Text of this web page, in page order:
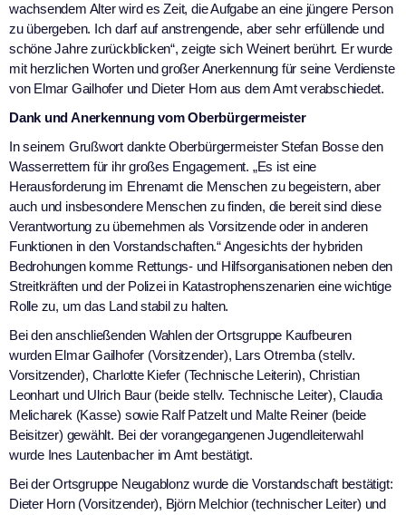
wachsendem Alter wird es Zeit, die Aufgabe an eine jüngere Person
zu übergeben. Ich darf auf anstrengende, aber sehr erfüllende und
schöne Jahre zurückblicken“, zeigte sich Weinert berührt. Er wurde
mit herzlichen Worten und großer Anerkennung für seine Verdienste
von Elmar Gailhofer und Dieter Horn aus dem Amt verabschiedet.
Dank und Anerkennung vom Oberbürgermeister
In seinem Grußwort dankte Oberbürgermeister Stefan Bosse den
Wasserrettern für ihr großes Engagement. „Es ist eine
Herausforderung im Ehrenamt die Menschen zu begeistern, aber
auch und insbesondere Menschen zu finden, die bereit sind diese
Verantwortung zu übernehmen als Vorsitzende oder in anderen
Funktionen in den Vorstandschaften.“ Angesichts der hybriden
Bedrohungen komme Rettungs- und Hilfsorganisationen neben den
Streitkräften und der Polizei in Katastrophenszenarien eine wichtige
Rolle zu, um das Land stabil zu halten.
Bei den anschließenden Wahlen der Ortsgruppe Kaufbeuren
wurden Elmar Gailhofer (Vorsitzender), Lars Otremba (stellv.
Vorsitzender), Charlotte Kiefer (Technische Leiterin), Christian
Leonhart und Ulrich Baur (beide stellv. Technische Leiter), Claudia
Melicharek (Kasse) sowie Ralf Patzelt und Malte Reiner (beide
Beisitzer) gewählt. Bei der vorangegangenen Jugendleiterwahl
wurde Ines Lautenbacher im Amt bestätigt.
Bei der Ortsgruppe Neugablonz wurde die Vorstandschaft bestätigt:
Dieter Horn (Vorsitzender), Björn Melchior (technischer Leiter) und